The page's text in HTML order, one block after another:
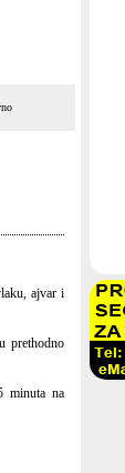
ajvar i
prethodno
minuta na